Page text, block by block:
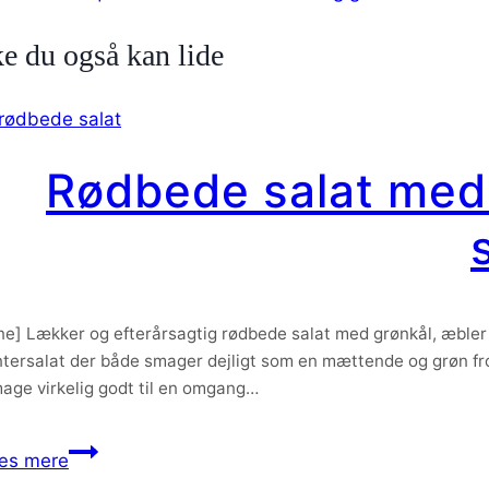
du også kan lide
Rødbede salat
Lækker og efterårsagtig rødbede salat med grønkål,
der både smager dejligt som en mættende og grøn
virkelig godt til en omgang…
mereRødbede